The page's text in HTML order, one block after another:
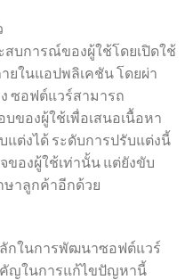
สบการณ์ของผู้ใช้โดยเปิดใช้
ยในแอปพลิเคชัน โดยผ่า
ซอฟต์แวร์สามารถ
ของผู้ใช้เพื่อเสนอเนื้อหา
แต่งได้ ระดับการปรับแต่งนี้
ของผู้ใช้เท่านั้น แต่ยังขับ
ษาลูกค้าอีกด้วย
กในการพัฒนาซอฟต์แวร์
ญในการแก้ไขปัญหานี้